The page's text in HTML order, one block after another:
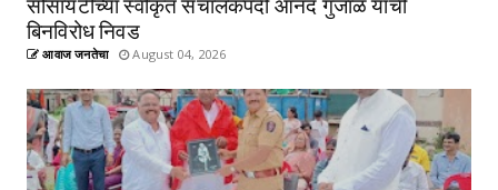
बिनविरोध निवड
आवाज जनतेचा August 04, 2026